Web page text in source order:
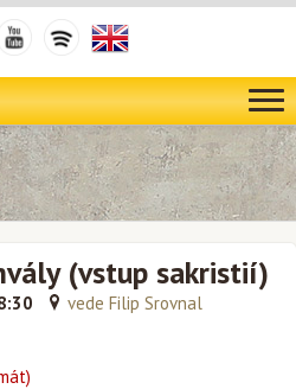
(vstup sakristií)
vede Filip Srovnal